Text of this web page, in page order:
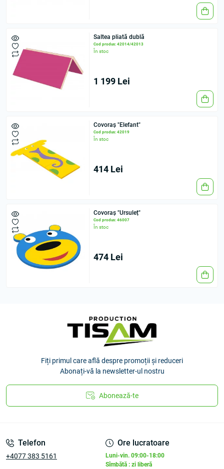
Saltea pliată dublă
Cod produs: 42014/42013
În stoc
1 199 Lei
Covoraș "Elefant"
Cod produs: 42019
În stoc
414 Lei
Covoraș "Ursuleț"
Cod produs: 46007
În stoc
474 Lei
Fiți primul care află despre promoții și reduceri
Abonați-vă la newsletter-ul nostru
Abonează-te
Telefon
+4077 383 5161
Ore lucratoare
Luni-vin. 09:00-18:00
Sîmbătă : zi liberă